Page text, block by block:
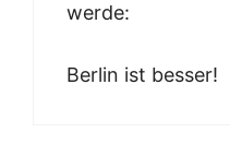
werde:
Berlin ist besser!